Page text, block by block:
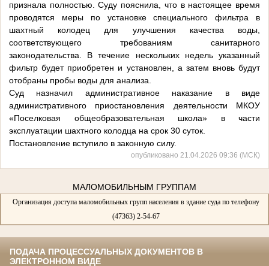
признала полностью. Суду пояснила, что в настоящее время
проводятся меры по установке специального фильтра в
шахтный колодец для улучшения качества воды,
соответствующего требованиям санитарного
законодательства. В течение нескольких недель указанный
фильтр будет приобретен и установлен, а затем вновь будут
отобраны пробы воды для анализа.
Суд назначил административное наказание в виде
административного приостановления деятельности МКОУ
«Поселковая общеобразовательная школа» в части
эксплуатации шахтного колодца на срок 30 суток.
Постановление вступило в законную силу.
опубликовано 21.04.2026 09:36 (МСК)
МАЛОМОБИЛЬНЫМ ГРУППАМ
Организация доступа маломобильных групп населения в здание суда по телефону
(47363) 2-54-67
ПОДАЧА ПРОЦЕССУАЛЬНЫХ ДОКУМЕНТОВ В
ЭЛЕКТРОННОМ ВИДЕ